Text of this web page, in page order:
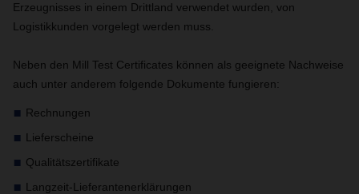
Erzeugnisses in einem Drittland verwendet wurden, von
Logistikkunden vorgelegt werden muss.
Neben den Mill Test Certificates können als geeignete Nachweise
auch unter anderem folgende Dokumente fungieren:
Rechnungen
Lieferscheine
Qualitätszertifikate
Langzeit-Lieferantenerklärungen